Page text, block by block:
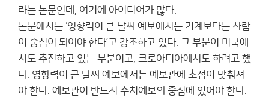
라는 논문인데, 여기에 아이디어가 많다.
논문에서는 ‘영향력이 큰 날씨 예보에서는 기계보다는 사람
이 중심이 되어야 한다’고 강조하고 있다. 그 부분이 미국에
서도 추진하고 있는 부분이고, 크로아티아에서도 하려고 했
다. 영향력이 큰 날씨 예보에서는 예보관에 초점이 맞춰져
야 한다. 예보관이 반드시 수치예보의 중심에 있어야 한다.